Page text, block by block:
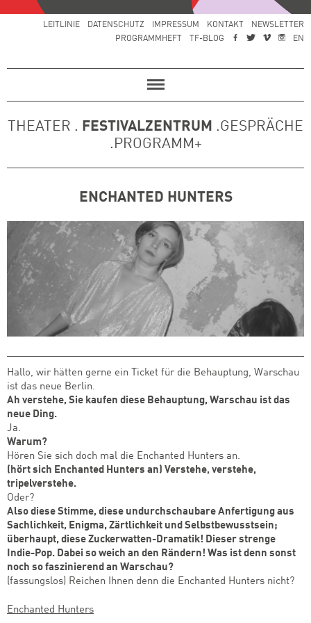
LEITLINIE DATENSCHUTZ IMPRESSUM KONTAKT
NEWSLETTER
PROGRAMMHEFT
TF-BLOG EN
THEATER . FESTIVALZENTRUM .GESPRÄCHE
.PROGRAMM+
ENCHANTED HUNTERS
Hallo, wir hätten gerne ein Ticket für die Behauptung, Warschau
ist das neue Berlin.
Ah verstehe, Sie kaufen diese Behauptung, Warschau ist das
neue Ding.
Ja.
Warum?
Hören Sie sich doch mal die Enchanted Hunters an.
(hört sich Enchanted Hunters an) Verstehe, verstehe,
tripelverstehe.
Oder?
Also diese Stimme, diese undurchschaubare Anfertigung aus
Sachlichkeit, Enigma, Zärtlichkeit und Selbstbewusstsein;
überhaupt, diese Zuckerwatten-Dramatik! Dieser strenge
Indie-Pop. Dabei so weich an den Rändern! Was ist denn sonst
noch so faszinierend an Warschau?
(fassungslos) Reichen Ihnen denn die Enchanted Hunters nicht?
Enchanted Hunters